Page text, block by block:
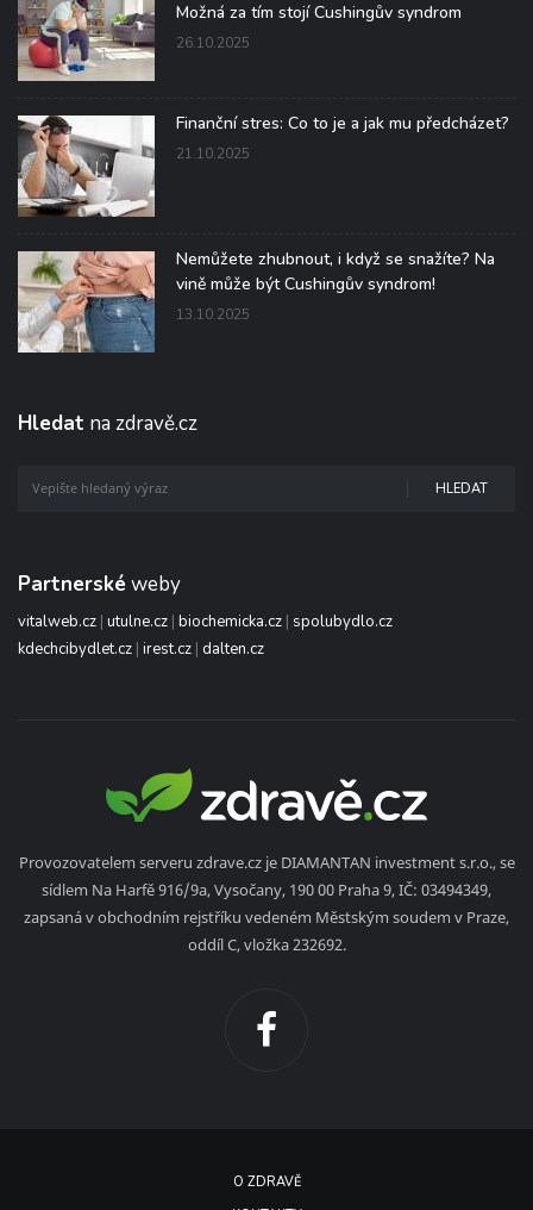
Možná za tím stojí Cushingův syndrom
26.10.2025
Finanční stres: Co to je a jak mu předcházet?
21.10.2025
Nemůžete zhubnout, i když se snažíte? Na
vině může být Cushingův syndrom!
13.10.2025
Hledat na zdravě.cz
HLEDAT
Partnerské weby
vitalweb.cz | utulne.cz | biochemicka.cz | spolubydlo.cz
kdechcibydlet.cz | irest.cz | dalten.cz
Provozovatelem serveru zdrave.cz je DIAMANTAN investment s.r.o., se
sídlem Na Harfě 916/9a, Vysočany, 190 00 Praha 9, IČ: 03494349,
zapsaná v obchodním rejstříku vedeném Městským soudem v Praze,
oddíl C, vložka 232692.
O ZDRAVĚ